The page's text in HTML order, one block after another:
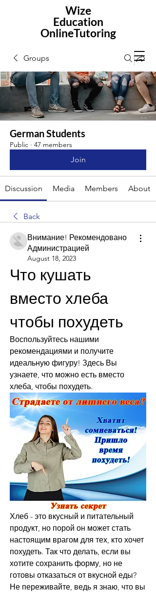
Wize
Education
OnlineTutoring
Groups
German Students
Public · 47 members
Join
Discussion Media Members About
Back
Внимание! Рекомендовано
Администрацией
August 18, 2023
Что кушать
вместо хлеба
чтобы похудеть
Воспользуйтесь нашими
рекомендациями и получите
идеальную фигуру! Здесь Вы
узнаете, что можно есть вместо
хлеба, чтобы похудеть.
Хлеб - это вкусный и питательный
продукт, но порой он может стать
настоящим врагом для тех, кто хочет
похудеть. Так что делать, если вы
хотите сохранить форму, но не
готовы отказаться от вкусной еды?
Не переживайте, ведь я знаю, что вы